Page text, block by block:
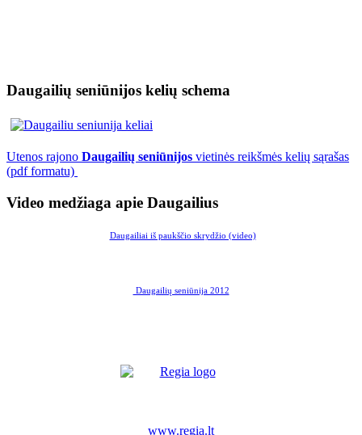
Daugailių seniūnijos kelių schema
Utenos rajono Daugailių seniūnijos vietinės reikšmės kelių sąrašas
(pdf formatu)
Video medžiaga apie Daugailius
Daugailiai iš paukščio skrydžio (video)
Daugailių seniūnija 2012
www.regia.lt